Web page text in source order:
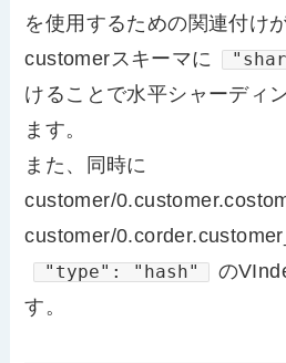
を使用するための関連付け
customerスキーマに
けることで水平シャーディ
ます。
また、同時に
customer/
customer/
"type": "hash"
の
す。